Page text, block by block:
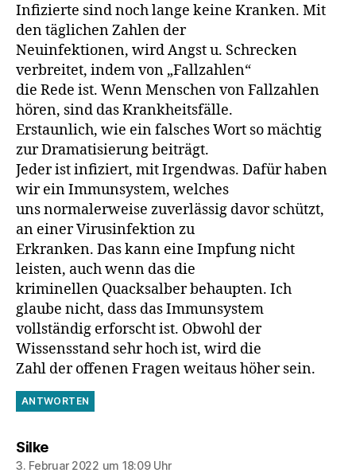
Infizierte sind noch lange keine Kranken. Mit
den täglichen Zahlen der
Neuinfektionen, wird Angst u. Schrecken
verbreitet, indem von „Fallzahlen“
die Rede ist. Wenn Menschen von Fallzahlen
hören, sind das Krankheitsfälle.
Erstaunlich, wie ein falsches Wort so mächtig
zur Dramatisierung beiträgt.
Jeder ist infiziert, mit Irgendwas. Dafür haben
wir ein Immunsystem, welches
uns normalerweise zuverlässig davor schützt,
an einer Virusinfektion zu
Erkranken. Das kann eine Impfung nicht
leisten, auch wenn das die
kriminellen Quacksalber behaupten. Ich
glaube nicht, dass das Immunsystem
vollständig erforscht ist. Obwohl der
Wissensstand sehr hoch ist, wird die
Zahl der offenen Fragen weitaus höher sein.
ANTWORTEN
Silkesagt:
3. Februar 2022 um 18:09 Uhr